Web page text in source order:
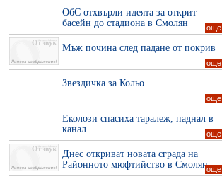
ОбС отхвърли идеята за открит
басейн до стадиона в Смолян
още
Мъж почина след падане от покрив
още
Звездичка за Кольо
още
Еколози спасиха таралеж, паднал в
канал
още
Днес откриват новата сграда на
Районното мюфтийство в Смоляноще